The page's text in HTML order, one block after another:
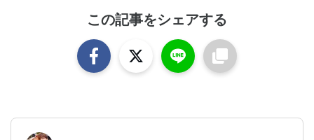
この記事をシェアする